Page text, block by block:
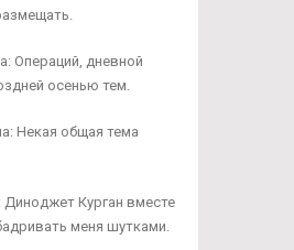
Операций, дневной
осенью тем.
Некая общая тема
Диноджет Курган вместе
меня шутками.